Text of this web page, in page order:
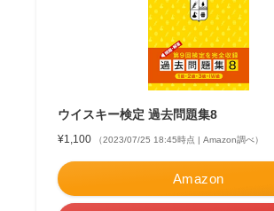
ウイスキー検定 過去問題集8
¥1,100 （2023/07/25 18:45時点 | Amazon調べ）
Amazon